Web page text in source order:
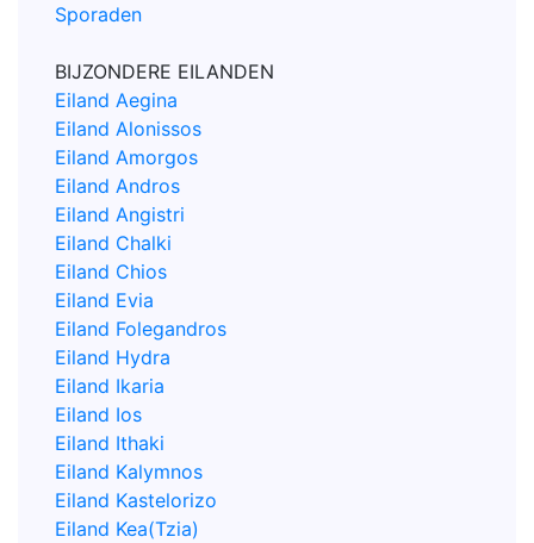
Sporaden
BIJZONDERE EILANDEN
Eiland Aegina
Eiland Alonissos
Eiland Amorgos
Eiland Andros
Eiland Angistri
Eiland Chalki
Eiland Chios
Eiland Evia
Eiland Folegandros
Eiland Hydra
Eiland Ikaria
Eiland Ios
Eiland Ithaki
Eiland Kalymnos
Eiland Kastelorizo
Eiland Kea(Tzia)